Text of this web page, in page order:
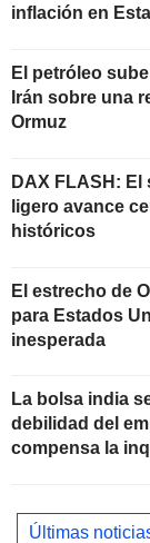
inflación en
El petróleo
Irán sobre una
Ormuz
DAX FLASH:
ligero avance
históricos
El estrecho de
para Estados
inesperada
La bolsa india
debilidad del
compensa la
Últimas